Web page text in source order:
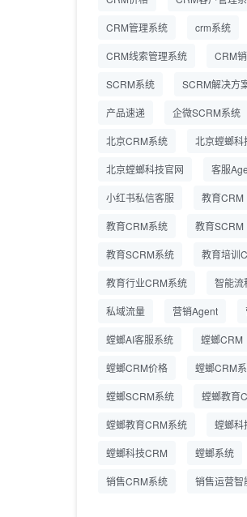
业微信 私域用户
螂教育CRM助力
精细化运营
CRM管理系统 crm系统
CRM线索管理系统 CRM
SCRM系统 SCRM解决方
产品速递 企微SCRM系统
北京CRM系统 北京螳螂科
北京螳螂科技官网 客服
小红书私信客服 教育CRM
教育CRM系统 教育SCRM
教育SCRM系统 教育培训
教育行业CRM系统 智能流
私域流量 营销Agent
螳螂AI客服系统 螳螂CRM
螳螂CRM价格 螳螂CRM
螳螂SCRM系统 螳螂教育
螳螂教育CRM系统 螳螂科
螳螂科技CRM 螳螂系统
销售CRM系统 销售运营智